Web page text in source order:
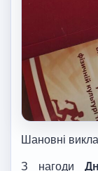
Шановні
З нагоди